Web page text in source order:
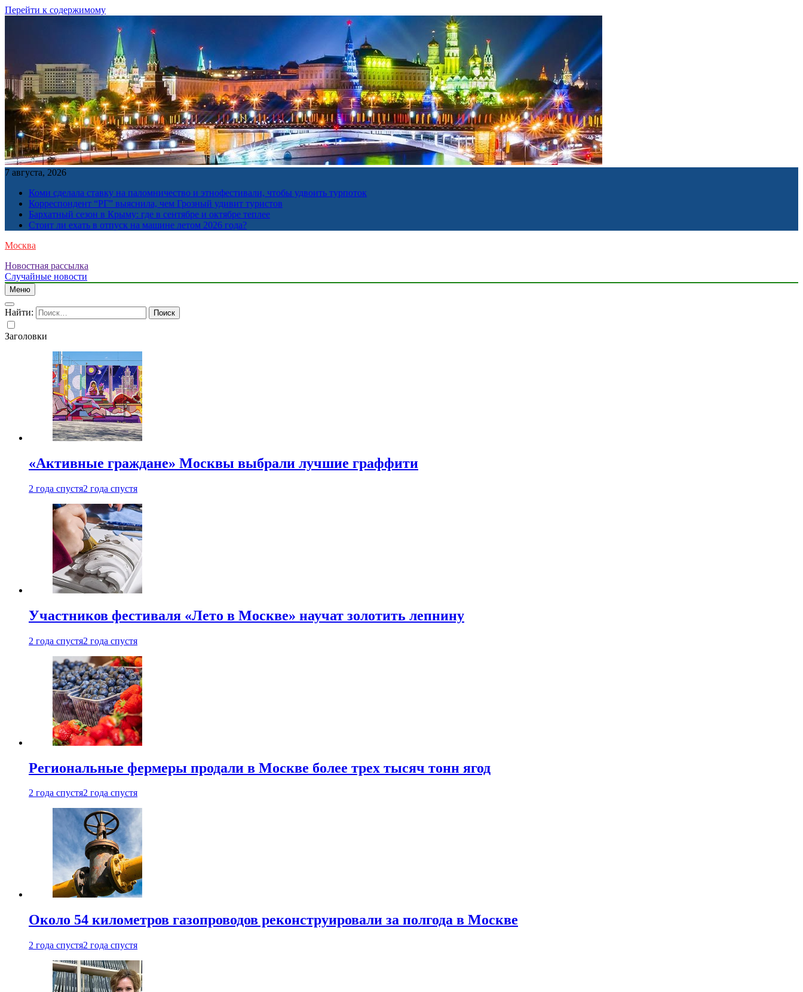
Перейти к содержимому
7 августа, 2026
Коми сделала ставку на паломничество и этнофестивали, чтобы удвоить турпоток
Корреспондент “РГ” выяснила, чем Грозный удивит туристов
Бархатный сезон в Крыму: где в сентябре и октябре теплее
Стоит ли ехать в отпуск на машине летом 2026 года?
Москва
Новостная рассылка
Случайные новости
Меню
Найти:
Заголовки
«Активные граждане» Москвы выбрали лучшие граффити
2 года спустя2 года спустя
Участников фестиваля «Лето в Москве» научат золотить лепнину
2 года спустя2 года спустя
Региональные фермеры продали в Москве более трех тысяч тонн ягод
2 года спустя2 года спустя
Около 54 километров газопроводов реконструировали за полгода в Москве
2 года спустя2 года спустя